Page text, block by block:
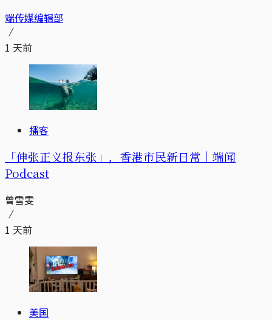
端传媒编辑部
1 天前
播客
「伸张正义报东张」，香港市民新日常｜端闻
Podcast
曾雪雯
1 天前
美国